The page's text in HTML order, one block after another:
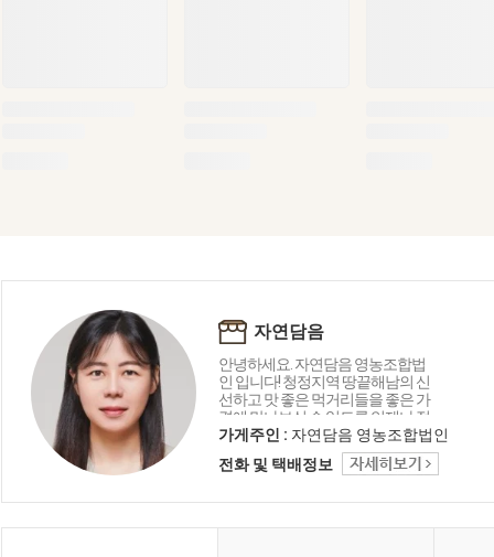
자연담음
안녕하세요. 자연담음 영농조합법
인 입니다! 청정지역 땅끝해남의 신
선하고 맛 좋은 먹거리들을 좋은 가
격에 만나보실 수 있도록 언제나 정
직하게 운영하겠습니다!
가게주인 : 자연담음 영농조합법인
전화 및 택배정보